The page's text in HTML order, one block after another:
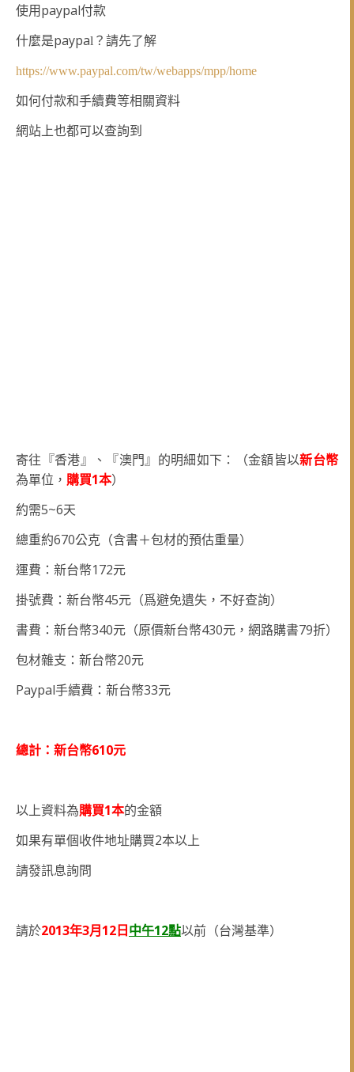
使用 paypal付款
什麼是paypal ？請先了解
https://www.paypal.com/tw/webapps/mpp/home
如何付款和手續費等相關資料
網站上也都可以查詢到
寄往『香港』、『澳門』的明細如下：（金額皆以新台幣
為單位， 購買1本）
約需5~6天
總重約670公克（含書＋包材的預估重量）
運費：新台幣172元
掛號費：新台幣45元（爲避免遺失，不好查詢）
書費：新台幣340元（原價新台幣430元，網路購書79折）
包材雜支：新台幣20元
Paypal手續費：新台幣33元
總計：新台幣610元
以上資料為購買1本的金額
如果有單個收件地址購買2本以上
請發訊息詢問
請於2013年3月 12 日 中午12點以前（台灣基準）